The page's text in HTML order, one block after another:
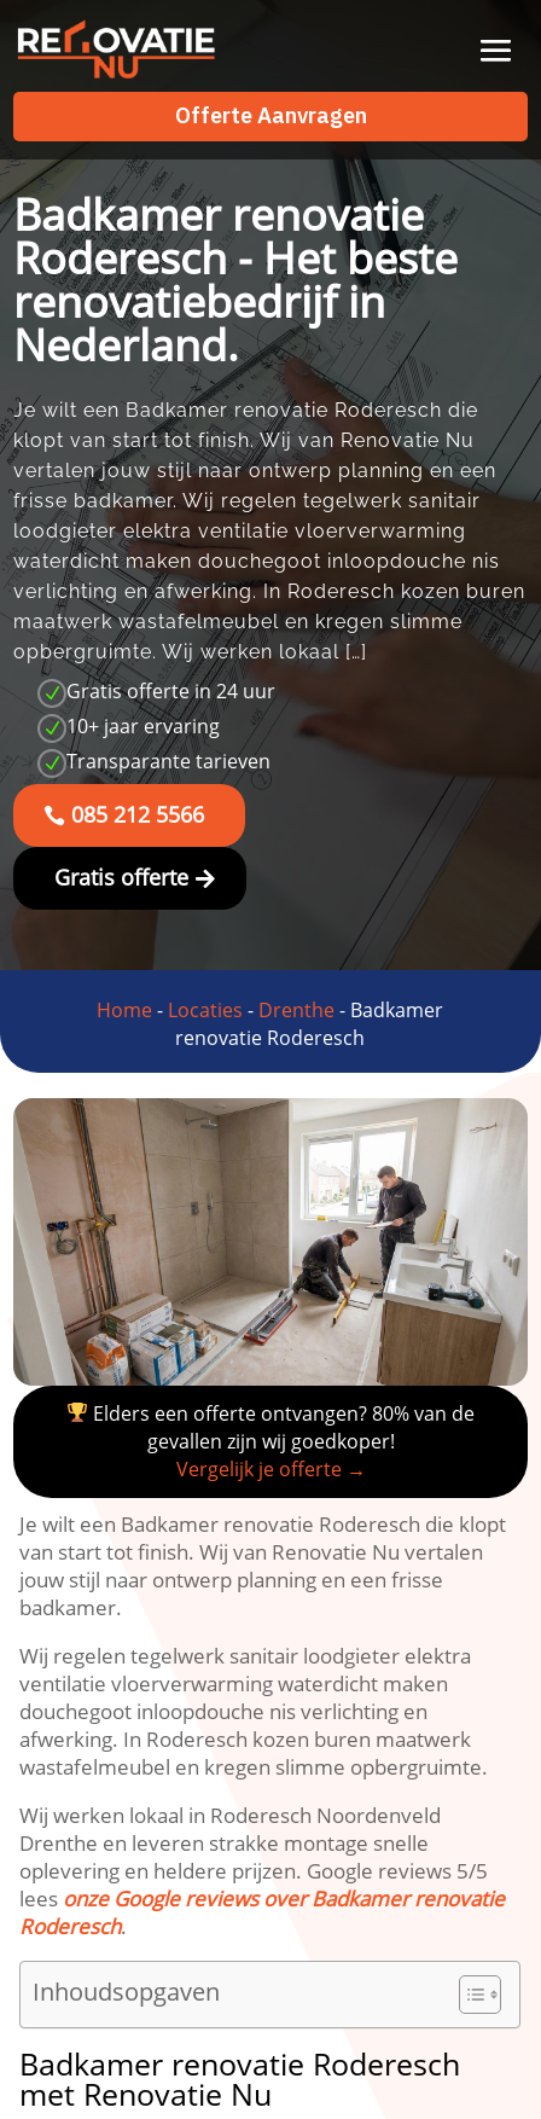
Offerte Aanvragen
Offerte Aanvragen
Badkamer renovatie
Roderesch - Het beste
renovatiebedrijf in
Nederland.
Je wilt een Badkamer renovatie Roderesch die
klopt van start tot finish. Wij van Renovatie Nu
vertalen jouw stijl naar ontwerp planning en een
frisse badkamer. Wij regelen tegelwerk sanitair
loodgieter elektra ventilatie vloerverwarming
waterdicht maken douchegoot inloopdouche nis
verlichting en afwerking. In Roderesch kozen buren
maatwerk wastafelmeubel en kregen slimme
opbergruimte. Wij werken lokaal […]
N Gratis offerte in 24 uur
N 10+ jaar ervaring
N Transparante tarieven
085 212 5566
Gratis offerte
Home- Locaties - Drenthe- Badkamer
renovatie Roderesch
Elders een offerte ontvangen? 80% van de
gevallen zijn wij goedkoper!
Vergelijk je offerte →
Je wilt een Badkamer renovatie Roderesch die klopt
van start tot finish. Wij van Renovatie Nu vertalen
jouw stijl naar ontwerp planning en een frisse
badkamer.
Wij regelen tegelwerk sanitair loodgieter elektra
ventilatie vloerverwarming waterdicht maken
douchegoot inloopdouche nis verlichting en
afwerking. In Roderesch kozen buren maatwerk
wastafelmeubel en kregen slimme opbergruimte.
Wij werken lokaal in Roderesch Noordenveld
Drenthe en leveren strakke montage snelle
oplevering en heldere prijzen. Google reviews 5/5
lees onze Google reviews over Badkamer renovatie
Roderesch.
Inhoudsopgaven
Badkamer renovatie Roderesch
met Renovatie Nu